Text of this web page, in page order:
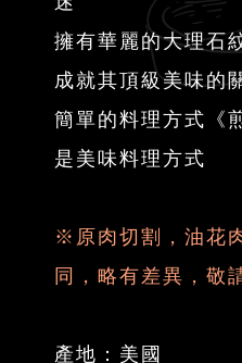
擁有華麗的大理石
成就其頂級美味的
簡單的料理方式《
是美味料理方式
※原肉切割，油花
同，略有差異，敬
產地：美國